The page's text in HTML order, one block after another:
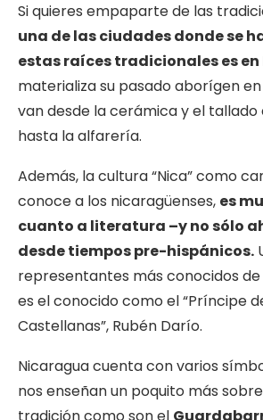
Si quieres empaparte de las
una de las ciudades donde se
estas raíces tradicionales es
materializa su pasado aborígen
van desde la cerámica y el
hasta la alfarería.
Además, la cultura “Nica” como
conoce a los nicaragüenses, es
cuanto a literatura –y no sólo
desde tiempos pre-hispánicos.
representantes más conocidos
es el conocido como el “Príncipe
Castellanas”, Rubén Darío.
Nicaragua cuenta con varios
nos enseñan un poquito más